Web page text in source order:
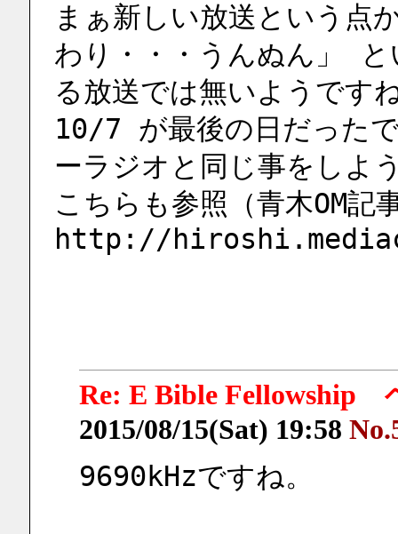
まぁ新しい放送という点
わり・・・うんぬん」
る放送では無いようです
10/7 が最後の日だった
ーラジオと同じ事をしよ
こちらも参照（青木OM記
http://
Re: E Bible Fellowship
2015/08/15(Sat) 19:58
9690kHzですね。